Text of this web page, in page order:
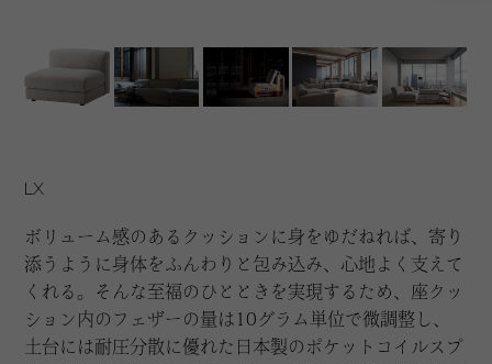
LX
ボリューム感のあるクッションに身をゆだねれば、寄り
添うように身体をふんわりと包み込み、心地よく支えて
くれる。そんな至福のひとときを実現するため、座クッ
ション内のフェザーの量は10グラム単位で微調整し、
土台には耐圧分散に優れた日本製のポケットコイルスプ